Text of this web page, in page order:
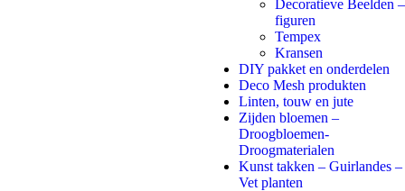
Decoratieve Beelden –
figuren
Tempex
Kransen
DIY pakket en onderdelen
Deco Mesh produkten
Linten, touw en jute
Zijden bloemen –
Droogbloemen-
Droogmaterialen
Kunst takken – Guirlandes –
Vet planten